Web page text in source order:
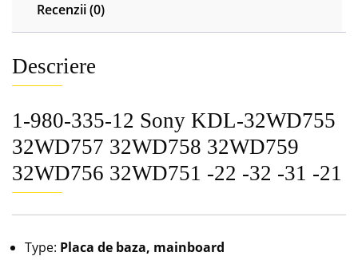
-21
Recenzii (0)
Descriere
1-980-335-12 Sony KDL-32WD755
32WD757 32WD758 32WD759
32WD756 32WD751 -22 -32 -31 -21
Type: Placa de baza, mainboard